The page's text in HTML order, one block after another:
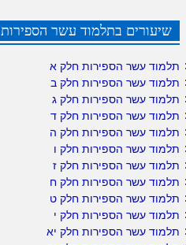
שיעורים בתלמוד עשר הספירות
תלמוד עשר הספירות חלק א
תלמוד עשר הספירות חלק ב
תלמוד עשר הספירות חלק ג
תלמוד עשר הספירות חלק ד
תלמוד עשר הספירות חלק ה
תלמוד עשר הספירות חלק ו
תלמוד עשר הספירות חלק ז
תלמוד עשר הספירות חלק ח
תלמוד עשר הספירות חלק ט
תלמוד עשר הספירות חלק י
תלמוד עשר הספירות חלק יא